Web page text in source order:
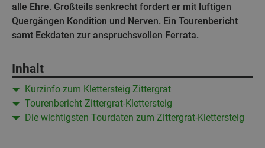
alle Ehre. Großteils senkrecht fordert er mit luftigen
Quergängen Kondition und Nerven. Ein Tourenbericht
samt Eckdaten zur anspruchsvollen Ferrata.
Inhalt
Kurzinfo zum Klettersteig Zittergrat
Tourenbericht Zittergrat-Klettersteig
Die wichtigsten Tourdaten zum Zittergrat-Klettersteig